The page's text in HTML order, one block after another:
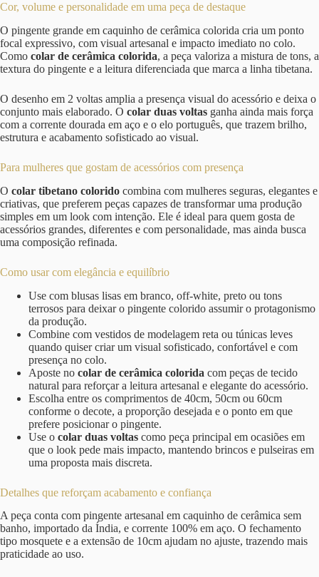
Cor, volume e personalidade em uma peça de destaque
O pingente grande em caquinho de cerâmica colorida cria um ponto
focal expressivo, com visual artesanal e impacto imediato no colo.
Como colar de cerâmica colorida, a peça valoriza a mistura de tons, a
textura do pingente e a leitura diferenciada que marca a linha tibetana.
O desenho em 2 voltas amplia a presença visual do acessório e deixa o
conjunto mais elaborado. O colar duas voltas ganha ainda mais força
com a corrente dourada em aço e o elo português, que trazem brilho,
estrutura e acabamento sofisticado ao visual.
Para mulheres que gostam de acessórios com presença
O colar tibetano colorido combina com mulheres seguras, elegantes e
criativas, que preferem peças capazes de transformar uma produção
simples em um look com intenção. Ele é ideal para quem gosta de
acessórios grandes, diferentes e com personalidade, mas ainda busca
uma composição refinada.
Como usar com elegância e equilíbrio
Use com blusas lisas em branco, off-white, preto ou tons
terrosos para deixar o pingente colorido assumir o protagonismo
da produção.
Combine com vestidos de modelagem reta ou túnicas leves
quando quiser criar um visual sofisticado, confortável e com
presença no colo.
Aposte no colar de cerâmica colorida com peças de tecido
natural para reforçar a leitura artesanal e elegante do acessório.
Escolha entre os comprimentos de 40cm, 50cm ou 60cm
conforme o decote, a proporção desejada e o ponto em que
prefere posicionar o pingente.
Use o colar duas voltas como peça principal em ocasiões em
que o look pede mais impacto, mantendo brincos e pulseiras em
uma proposta mais discreta.
Detalhes que reforçam acabamento e confiança
A peça conta com pingente artesanal em caquinho de cerâmica sem
banho, importado da Índia, e corrente 100% em aço. O fechamento
tipo mosquete e a extensão de 10cm ajudam no ajuste, trazendo mais
praticidade ao uso.